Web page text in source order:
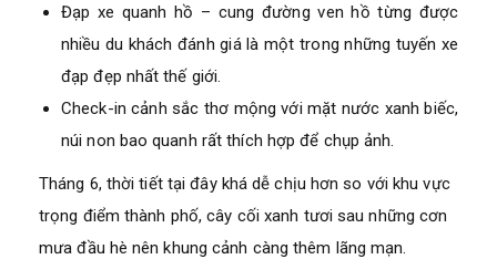
Đạp xe quanh hồ – cung đường ven hồ từng được
nhiều du khách đánh giá là một trong những tuyến xe
đạp đẹp nhất thế giới.
Check-in cảnh sắc thơ mộng với mặt nước xanh biếc,
núi non bao quanh rất thích hợp để chụp ảnh.
Tháng 6, thời tiết tại đây khá dễ chịu hơn so với khu vực
trọng điểm thành phố, cây cối xanh tươi sau những cơn
mưa đầu hè nên khung cảnh càng thêm lãng mạn.